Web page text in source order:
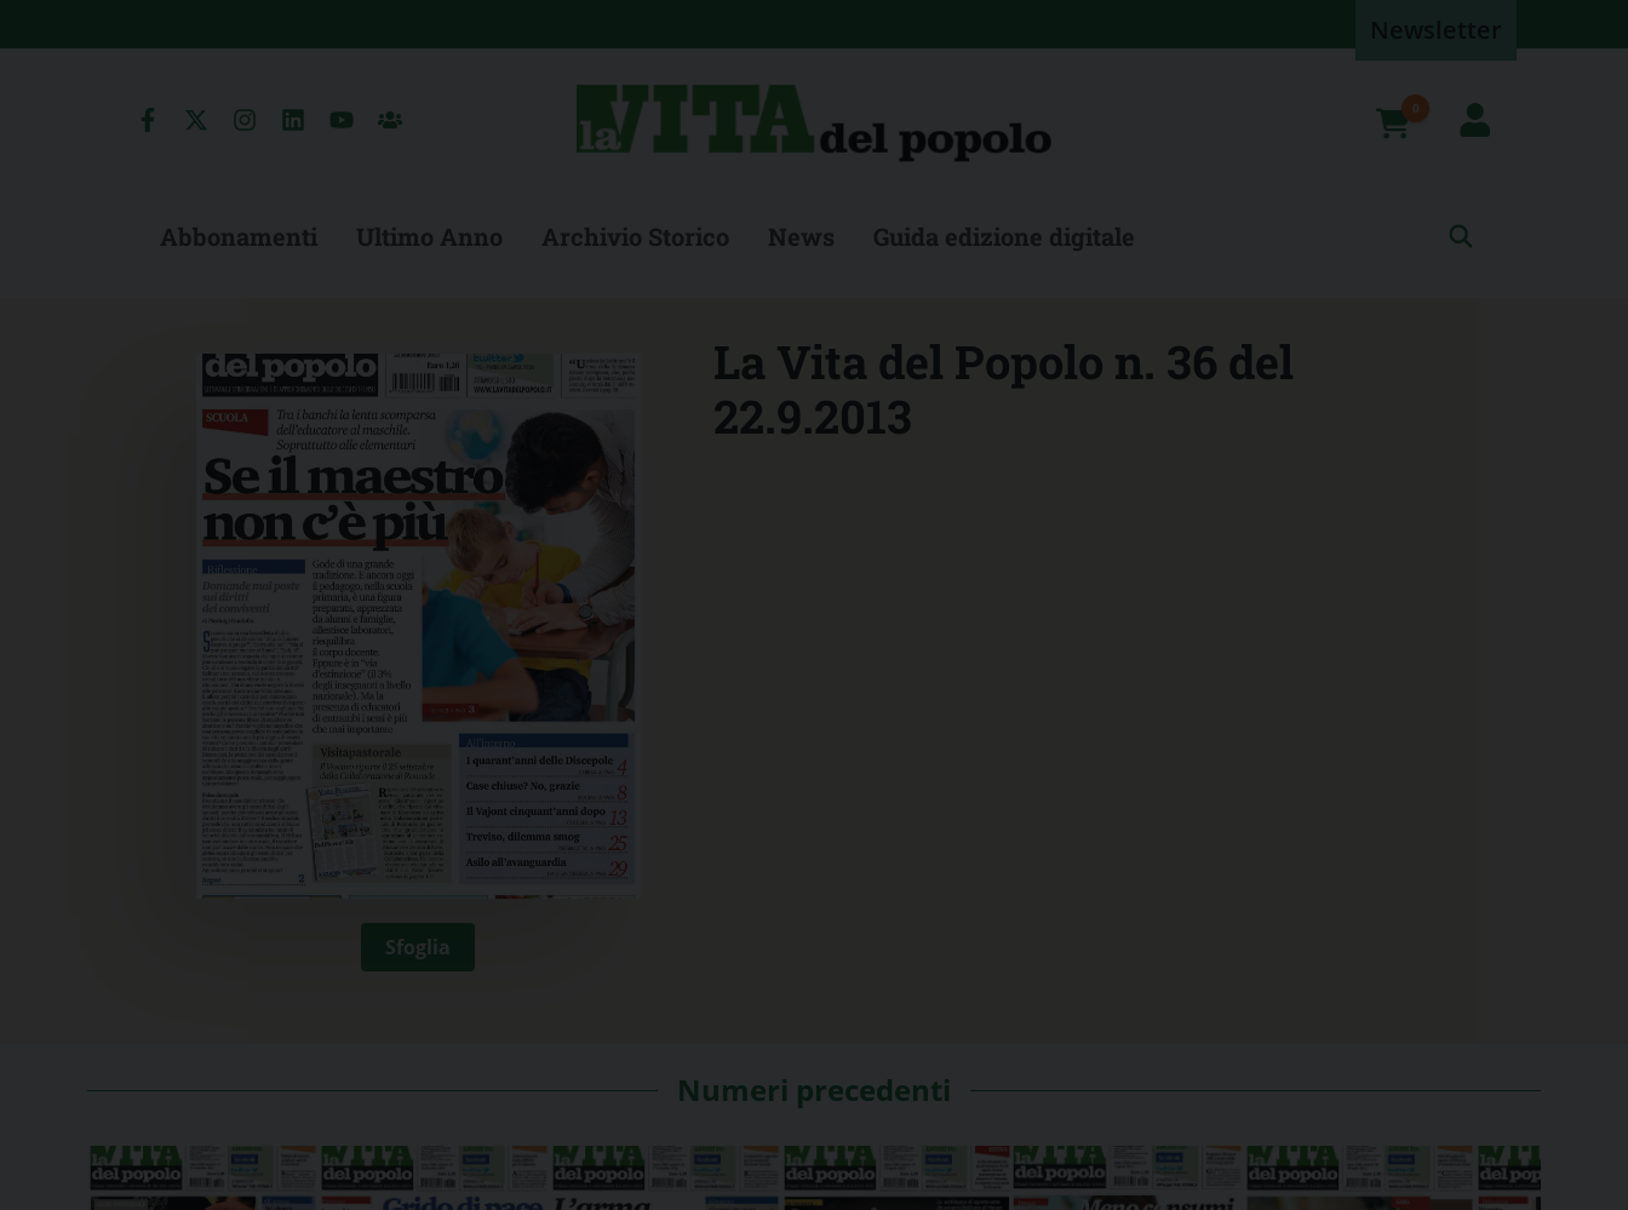
to
0
Abbonamenti Ultimo Anno Archivio Storico News Guida edizione digitale
Sfoglia
La Vita del Popolo n. 36 del
22.9.2013
Numeri precedenti